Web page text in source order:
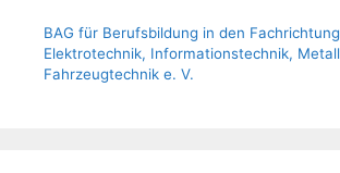
BAG für Berufsbildung in den
Elektrotechnik, Informationstechnik,
Fahrzeugtechnik e. V.